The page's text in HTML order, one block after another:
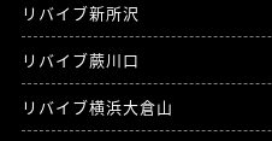
リバイブ新所沢
リバイブ蕨川口
リバイブ横浜大倉山